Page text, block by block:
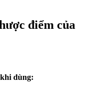
Sữa
Nan
điểm của
dùng: